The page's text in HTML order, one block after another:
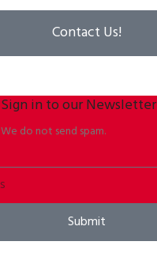
Contact Us!
Sign in to our Newsletter
We do not send spam.
Submit